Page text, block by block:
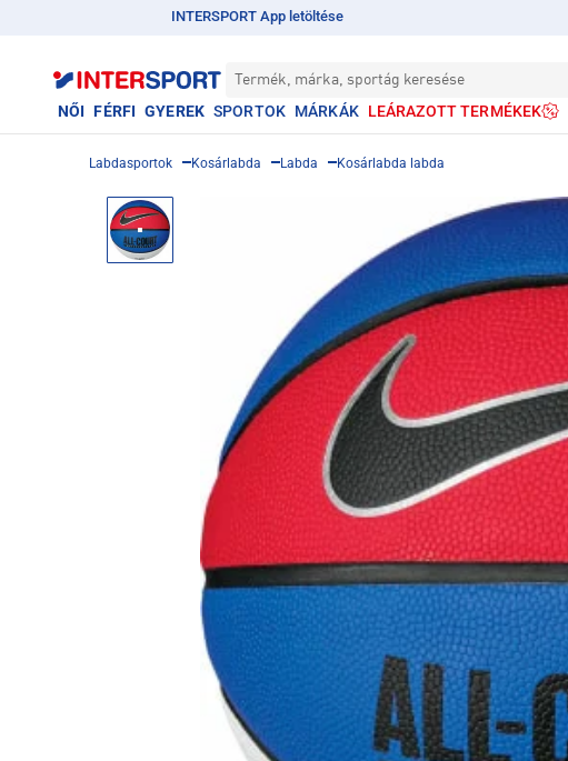
INTERSPORT App letöltése
Termék, márka, sportág keresése
NŐI FÉRFI GYEREK SPORTOK MÁRKÁK LEÁRAZOTT TERMÉKEK
Labdasportok Kosárlabda Labda Kosárlabda labda